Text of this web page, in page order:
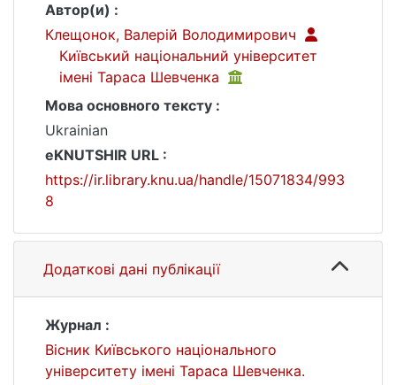
Автор(и) :
Клещонок, Валерій Володимирович
Київський національний університет
імені Тараса Шевченка
Мова основного тексту :
Ukrainian
eKNUTSHIR URL :
https://ir.library.knu.ua/handle/15071834/993
8
Додаткові дані публікації
Журнал :
Вісник Київського національного
університету імені Тараса Шевченка.